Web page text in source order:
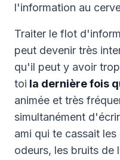
l'information au
Traiter le flot
peut devenir très
qu'il peut y avoir
toi la dernière fois
animée et très
simultanément
ami qui te cassait
odeurs, les bruits de